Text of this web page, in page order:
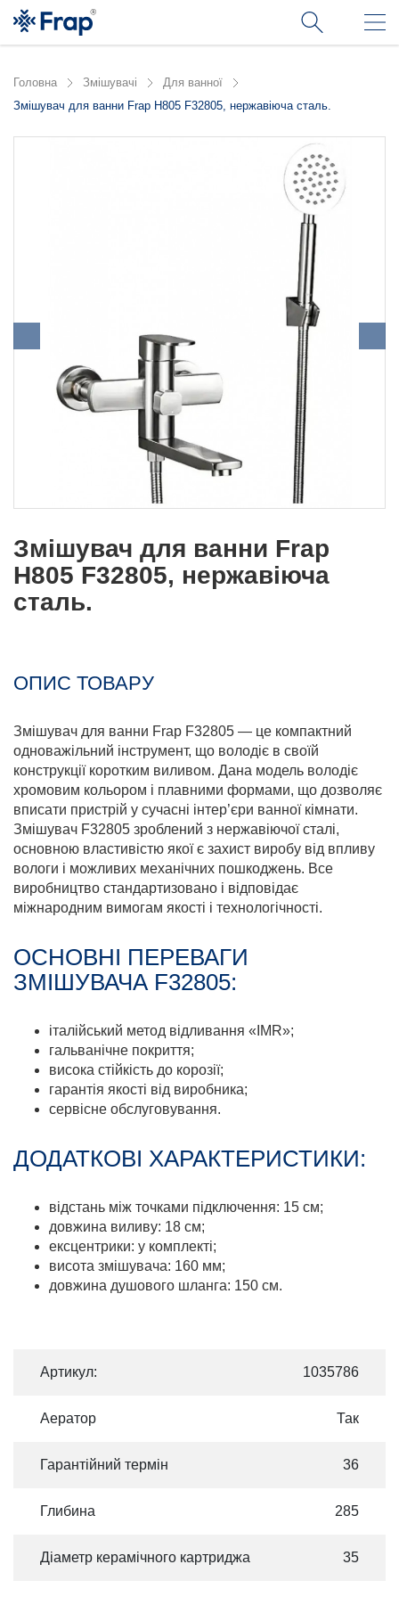
Головна Змішувачі
Для ванної
Змішувач для ванни Frap H805 F32805, нержавіюча сталь.
Змішувач для ванни Frap
H805 F32805, нержавіюча
сталь.
ОПИС ТОВАРУ
Змішувач для ванни Frap F32805 — це компактний
одноважільний інструмент, що володіє в своїй
конструкції коротким виливом. Дана модель володіє
хромовим кольором і плавними формами, що дозволяє
вписати пристрій у сучасні інтер’єри ванної кімнати.
Змішувач F32805 зроблений з нержавіючої сталі,
основною властивістю якої є захист виробу від впливу
вологи і можливих механічних пошкоджень. Все
виробництво стандартизовано і відповідає
міжнародним вимогам якості і технологічності.
ОСНОВНІ ПЕРЕВАГИ
ЗМІШУВАЧА F32805:
італійський метод відливання «IMR»;
гальванічне покриття;
висока стійкість до корозії;
гарантія якості від виробника;
сервісне обслуговування.
ДОДАТКОВІ ХАРАКТЕРИСТИКИ:
відстань між точками підключення: 15 см;
довжина виливу: 18 см;
ексцентрики: у комплекті;
висота змішувача: 160 мм;
довжина душового шланга: 150 см.
Артикул: 1035786
Аератор Так
Гарантійний термін 36
Глибина 285
Діаметр керамічного картриджа 35